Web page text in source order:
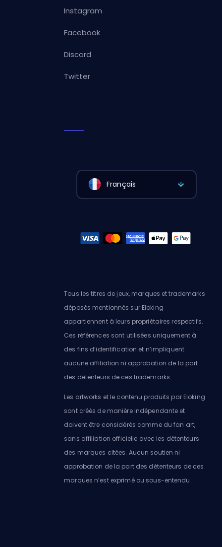
Instagram
Facebook
Discord
Twitter
Français
Tous les titres de jeux, marques et trademarks
déposés mentionnés sur Eloking
appartiennent à leurs propriétaires respectifs.
Ces références sont utilisées uniquement à
des fins d’identification et n’impliquent
aucune affiliation ni approbation de la part
des détenteurs de ces trademarks.
Les artworks et le contenu produits par Eloking
sont créés de manière indépendante et
doivent être considérés comme du fan art,
sans affiliation officielle avec les détenteurs
des marques citées. Aucun soutien ni
approbation de la part des détenteurs de ces
marques n’est exprimé ou sous-entendu.